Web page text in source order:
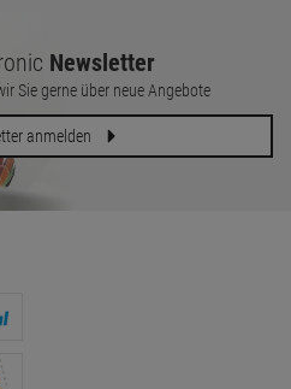
Newsletter
Sie gerne über neue Angebote
anmelden